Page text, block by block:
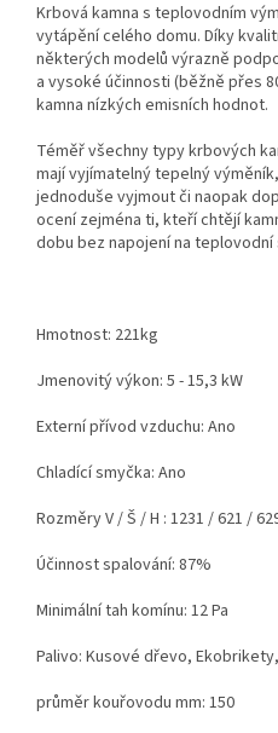
Krbová kamna s teplovodním
vytápění celého domu. Díky
některých modelů výrazně
a vysoké účinnosti (běžně přes
kamna nízkých emisních hodnot.
Téměř všechny typy krbových
mají vyjímatelný tepelný
jednoduše vyjmout či naopak
ocení zejména ti, kteří chtějí
dobu bez napojení na
Hmotnost: 221kg
Jmenovitý výkon: 5 - 15,3 kW
Externí přívod vzduchu: Ano
Chladící smyčka: Ano
Rozměry V / Š / H : 1231 / 621 /
Účinnost spalování: 87%
Minimální tah komínu: 12 Pa
Palivo: Kusové dřevo,
průměr kouřovodu mm: 150